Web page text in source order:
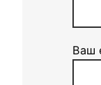
Ваш